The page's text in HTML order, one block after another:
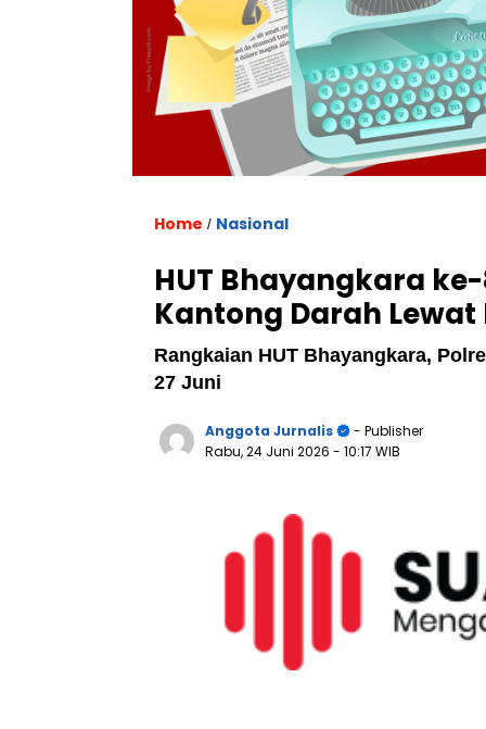
Home / Nasional
HUT Bhayangkara
Kantong Darah Lewat
Rangkaian HUT Bhayangkara,
27 Juni
Anggota Jurnalis
- Publisher
Rabu, 24 Juni 2026 - 10:17 WIB